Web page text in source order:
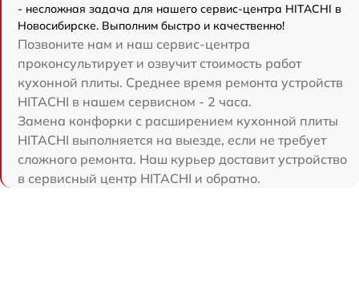
- несложная задача для нашего сервис-центра HITACHI в
Новосибирске. Выполним быстро и качественно!
Позвоните нам и наш сервис-центра
проконсультирует и озвучит стоимость работ
кухонной плиты. Среднее время ремонта устройств
HITACHI в нашем сервисном - 2 часа.
Замена конфорки с расширением кухонной плиты
HITACHI выполняется на выезде, если не требует
сложного ремонта. Наш курьер доставит устройство
в сервисный центр HITACHI и обратно.